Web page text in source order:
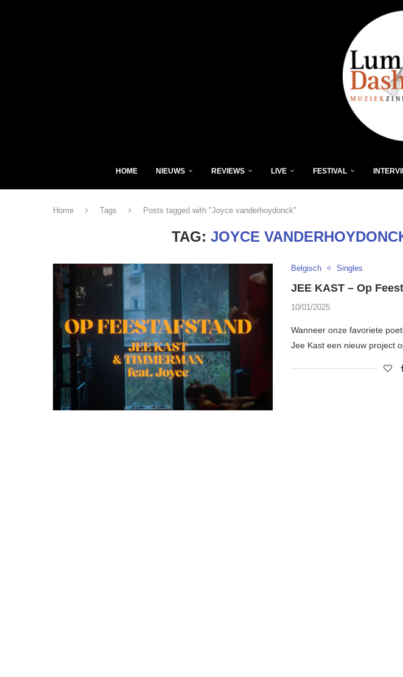
HOME NIEUWS REVIEWS LIVE FESTIVAL
Home Tags Posts tagged with "Joyce vanderhoydonck"
TAG:JOYCE
Belgisch Singles
JEE KAST – Op
10/01/2025
Wanneer onze favoriete
Jee Kast een nieuw project